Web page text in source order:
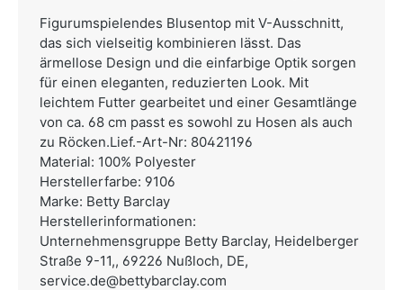
Figurumspielendes Blusentop mit V-Ausschnitt,
das sich vielseitig kombinieren lässt. Das
ärmellose Design und die einfarbige Optik sorgen
für einen eleganten, reduzierten Look. Mit
leichtem Futter gearbeitet und einer Gesamtlänge
von ca. 68 cm passt es sowohl zu Hosen als auch
zu Röcken.Lief.-Art-Nr: 80421196
Material: 100% Polyester
Herstellerfarbe: 9106
Marke: Betty Barclay
Herstellerinformationen:
Unternehmensgruppe Betty Barclay, Heidelberger
Straße 9-11,, 69226 Nußloch, DE,
service.de@bettybarclay.com